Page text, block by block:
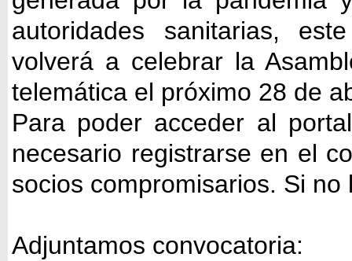
autoridades sanitarias,
volverá a celebrar la
telemática el próximo 28 de
Para poder acceder al
necesario registrarse en el
socios compromisarios. Si
Adjuntamos convocatoria: